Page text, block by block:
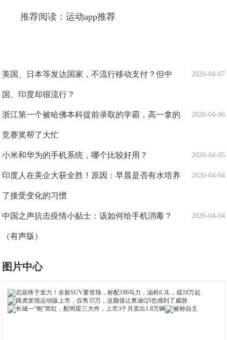
推荐阅读：运动app推荐
2020-04-07
美国、日本等发达国家，不流行移动支付？但中
国、印度却很流行？
2020-04-06
浙江第一个被哈佛本科提前录取的学霸，高一拿的
竞赛奖帮了大忙
2020-04-05
小米和华为的手机系统，哪个比较好用？
2020-04-04
印度人在美企大获全胜！原因：早晨是否有水培养
了接受变化的习惯
2020-04-04
中国之声抗击疫情小贴士：该如何给手机消毒？
（有声版）
图片中心